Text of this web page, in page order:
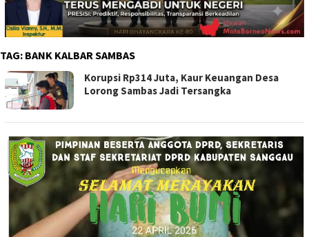
TAG: BANK KALBAR SAMBAS
Korupsi Rp314 Juta, Kaur Keuangan Desa
Lorong Sambas Jadi Tersangka